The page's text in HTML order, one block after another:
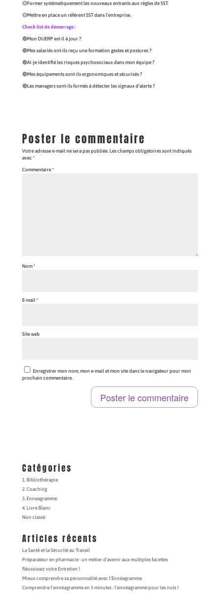
🟡Former systématiquement les nouveaux entrants aux règles de SST.
🟡Mettre en place un référent SST dans l’entreprise.
Check-list de démarrage :
🟣Mon DUERP est-il à jour ?
🟣Mes salariés ont-ils reçu une formation gestes et postures ?
🟣Ai-je identifié les risques psychosociaux dans mon équipe ?
🟣Mes équipements sont-ils ergonomiques et sécurisés ?
🟣Les managers sont-ils formés à détecter les signaux d’alerte ?
Poster le commentaire
Votre adresse e-mail ne sera pas publiée. Les champs obligatoires sont indiqués
avec*
Commentaire*
Nom*
E-mail*
Site web
Enregistrer mon nom, mon e-mail et mon site dans le navigateur pour mon
prochain commentaire.
Catégories
1. Bibliothérapie
2. Coaching
3. Enneagramme
4. Livre Blanc
Non classé
Articles récents
La Santé et la Sécurité au Travail
Préparateur en pharmacie : un métier d’avenir aux multiples facettes
Réussissez votre Entretien !
Mieux comprendre sa personnalité avec l’Ennéagramme
Comprendre l’ennéagramme en 5 minutes : l’ennéagramme pour les nuls !